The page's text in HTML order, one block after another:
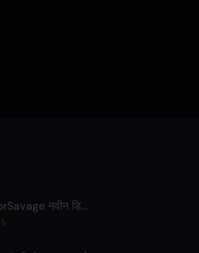
ShowMinorSavage नवीन डिजिटल सिंगल 'Gradation' जाहीर करतात